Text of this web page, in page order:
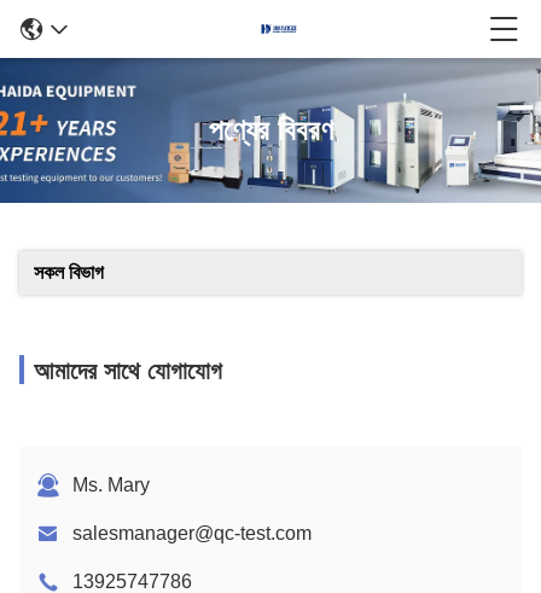
পণ্যের বিবরণ
সকল বিভাগ
আমাদের সাথে যোগাযোগ
Ms. Mary
salesmanager@qc-test.com
13925747786